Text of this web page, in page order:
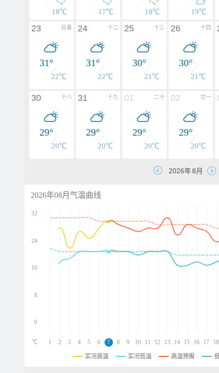
18℃ 17℃ 18℃ 19℃
处暑
23
31°
22℃
十二
24
31°
22℃
十三
25
30°
21℃
十四
26
30°
21℃
十八
30
29°
20℃
十九
31
29°
20℃
二十
01
29°
20℃
廿一
02
29°
20℃
2026年08月气温曲线
32
24
16
8
0
1 2 3 4 5 6 7 8 9 10 11 12 13 14 15 16 17 18
℃
实况高温 实况低温 高温预报